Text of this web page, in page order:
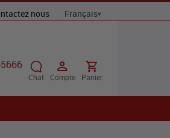
nous
Chat Compte Panier